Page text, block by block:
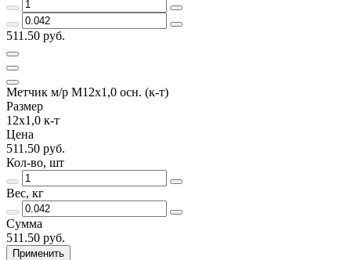
511.50 руб.
Метчик м/р М12х1,0 осн. (к-т)
Размер
12х1,0 к-т
Цена
511.50 руб.
Кол-во, шт
Вес, кг
Сумма
511.50 руб.
Применить